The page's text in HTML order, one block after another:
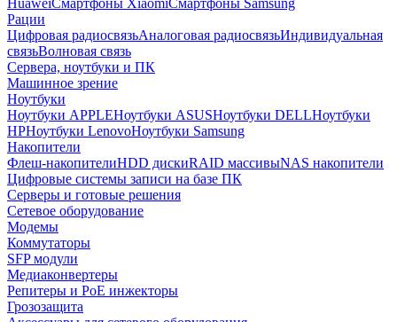
HuaweiСмартфоны XiaomiСмартфоны Samsung
Рации
Цифровая радиосвязьАналоговая радиосвязьИндивидуальная
связьВолновая связь
Сервера, ноутбуки и ПК
Машинное зрение
Ноутбуки
Ноутбуки APPLEНоутбуки ASUSНоутбуки DELLНоутбуки
HPНоутбуки LenovoНоутбуки Samsung
Накопители
Флеш-накопителиHDD дискиRAID массивыNAS накопители
Цифровые системы записи на базе ПК
Серверы и готовые решения
Сетевое оборудование
Модемы
Коммутаторы
SFP модули
Медиаконвертеры
Репитеры и PoE инжекторы
Грозозащита